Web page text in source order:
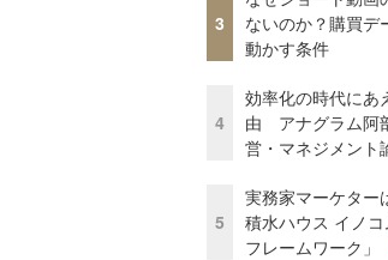
3
ないのか？購買デ
動かす条件
4
効率化の時代にあ
由 アナグラム阿
営・マネジメント
5
実務家マーケター
積水ハウス イノ
フレームワーク」